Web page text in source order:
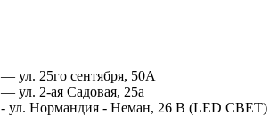
— ул. 25го сентября, 50А
— ул. 2-ая Садовая, 25а
- ул. Нормандия - Неман, 26 В (LED СВЕТ)